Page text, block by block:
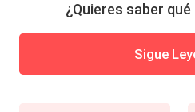
¿Quieres saber
Sigue